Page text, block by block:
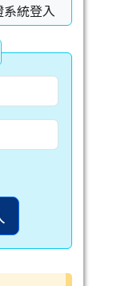
期目標推動論壇
統登入